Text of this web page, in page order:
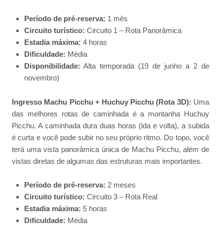
Período de pré-reserva: 1 mês
Circuito turístico: Circuito 1 – Rota Panorâmica
Estadia máxima: 4 horas
Dificuldade: Média
Disponibilidade: Alta temporada (19 de junho a 2 de
novembro)
Ingresso Machu Picchu + Huchuy Picchu (Rota 3D): Uma
das melhores rotas de caminhada é a montanha Huchuy
Picchu. A caminhada dura duas horas (ida e volta), a subida
é curta e você pode subir no seu próprio ritmo. Do topo, você
terá uma vista panorâmica única de Machu Picchu, além de
vistas diretas de algumas das estruturas mais importantes.
Período de pré-reserva: 2 meses
Circuito turístico: Circuito 3 – Rota Real
Estadia máxima: 5 horas
Dificuldade: Média